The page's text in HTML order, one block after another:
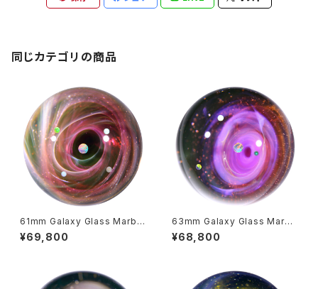
同じカテゴリの商品
61mm Galaxy Glass Marble
宇宙ガラスマーブル - オブジェ
no.M288
¥69,800
63mm Galaxy Glass Marbl
e 宇宙ガラスマーブル - オブジ
ェ no.M289
¥68,800